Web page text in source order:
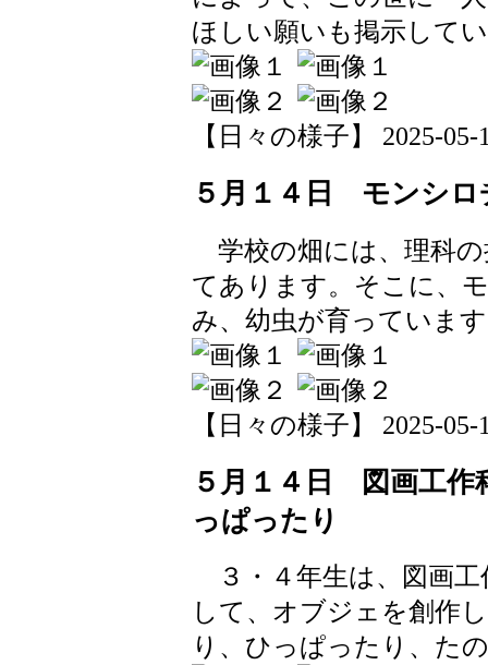
ほしい願いも掲示して
【日々の様子】 2025-05-
５月１４日 モンシロ
学校の畑には、理科
てあります。そこに、
み、幼虫が育っていま
【日々の様子】 2025-05-
５月１４日 図画工
っぱったり
３・４年生は、図画工
して、オブジェを創作
り、ひっぱったり、た